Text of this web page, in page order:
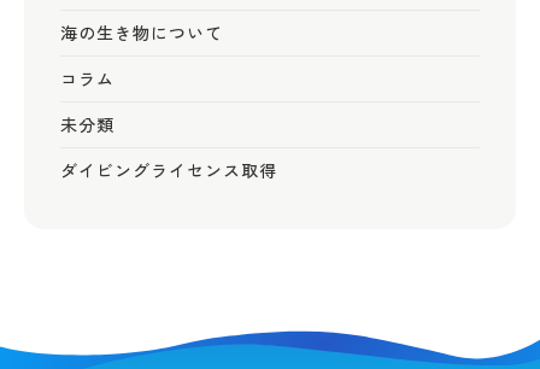
海の生き物について
コラム
未分類
ダイビングライセンス取得